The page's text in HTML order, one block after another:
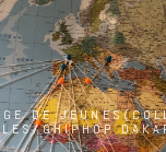
DE
GHIPHOP